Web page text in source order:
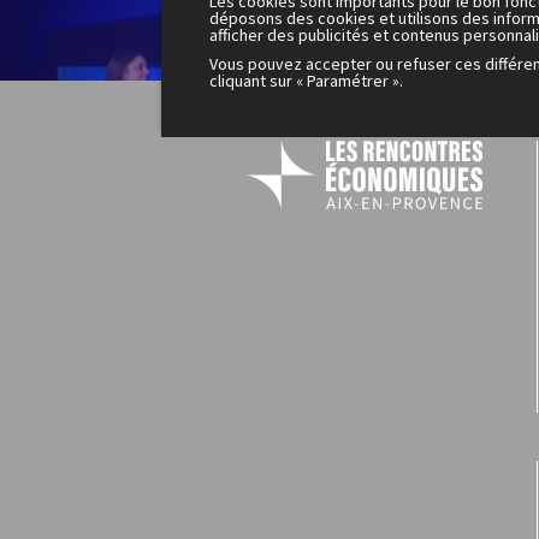
déposons des cookies et utilisons des
afficher des publicités et contenus
Vous pouvez accepter ou refuser ces
cliquant sur « Paramétrer ».